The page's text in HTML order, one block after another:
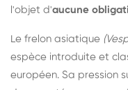
l'objet d'aucune
Le frelon asiatique
espèce introduite et
européen. Sa pression